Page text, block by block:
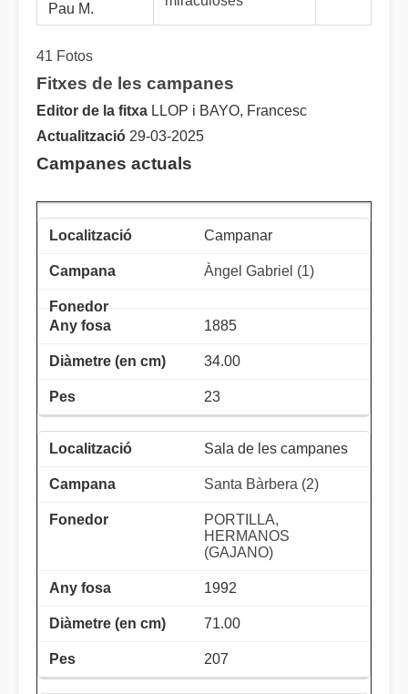
Pau M.
41 Fotos
Fitxes de les campanes
Editor de la fitxa LLOP i BAYO, Francesc
Actualització 29-03-2025
Campanes actuals
Campanar
Àngel Gabriel (1)
1885
34.00
23
Sala de les campanes
Santa Bàrbera (2)
PORTILLA,
HERMANOS
(GAJANO)
1992
71.00
207